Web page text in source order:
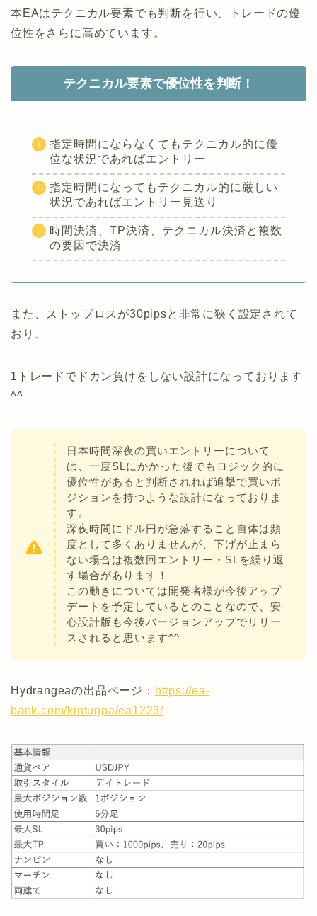
本EAはテクニカル要素でも判断を行い、トレードの優
位性をさらに高めています。
テクニカル要素で優位性を判断！
指定時間にならなくてもテクニカル的に優
位な状況であればエントリー
指定時間になってもテクニカル的に厳しい
状況であればエントリー見送り
時間決済、TP決済、テクニカル決済と複数
の要因で決済
また、ストップロスが30pipsと非常に狭く設定されて
おり、
1トレードでドカン負けをしない設計になっております
^^
日本時間深夜の買いエントリーについて
は、一度SLにかかった後でもロジック的に
優位性があると判断されれば追撃で買いポ
ジションを持つような設計になっておりま
す。
深夜時間にドル円が急落すること自体は頻
度として多くありませんが、下げが止まら
ない場合は複数回エントリー・SLを繰り返
す場合があります！
この動きについては開発者様が今後アップ
デートを予定しているとのことなので、安
心設計版も今後バージョンアップでリリー
スされると思います^^
Hydrangeaの出品ページ： https://ea-
bank.com/kintuppa/ea1223/